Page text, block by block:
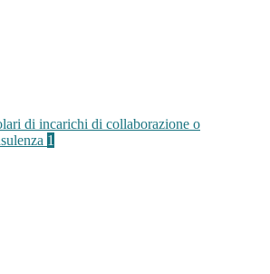
di incarichi di collaborazione o
1